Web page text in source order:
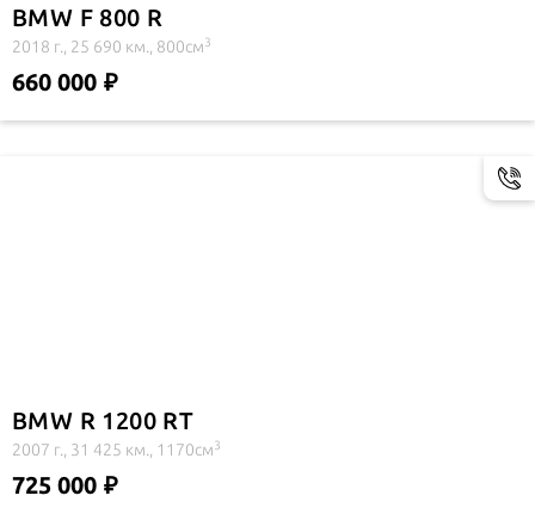
BMW F 800 R
2018 г., 25 690 км., 800см3
660 000
BMW R 1200 RT
2007 г., 31 425 км., 1170см3
725 000